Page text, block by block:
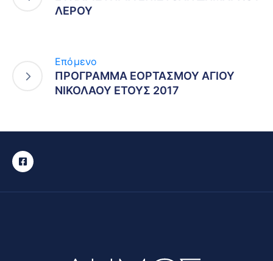
ΛΕΡΟΥ
Επόμενο
ΠΡΟΓΡΑΜΜΑ ΕΟΡΤΑΣΜΟΥ ΑΓΙΟΥ
ΝΙΚΟΛΑΟΥ ΕΤΟΥΣ 2017